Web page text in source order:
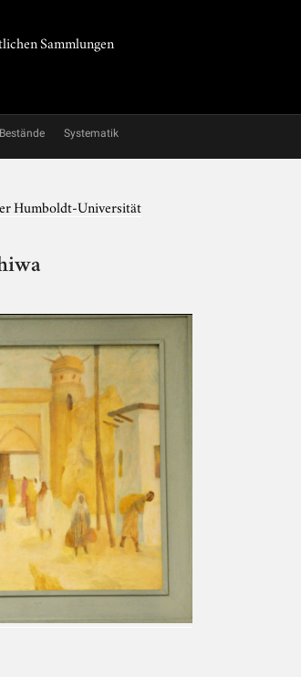
Sammlungen
Bestände Systematik
Humboldt-Universität